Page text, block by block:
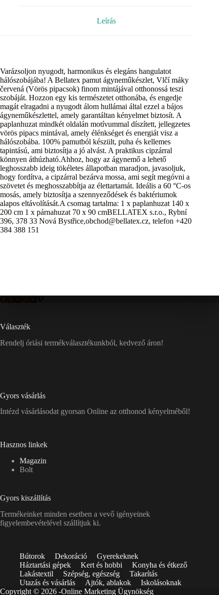
Leírás
Varázsoljon nyugodt, harmonikus és elegáns hangulatot
hálószobájába! A Bellatex pamut ágyneműkészlet, Vlčí máky
červená (Vörös pipacsok) finom mintájával otthonossá teszi
szobáját. Hozzon egy kis természetet otthonába, és engedje
magát elragadni a nyugodt álom hullámai által ezzel a bájos
ágyneműkészlettel, amely garantáltan kényelmet biztosít. A
paplanhuzat mindkét oldalán motívummal díszített, jellegzetes
vörös pipacs mintával, amely élénkséget és energiát visz a
hálószobába. 100% pamutból készült, puha és kellemes
tapintású, ami biztosítja a jó alvást. A praktikus cipzárral
könnyen áthúzható.Ahhoz, hogy az ágynemő a lehető
leghosszabb ideig tökéletes állapotban maradjon, javasoljuk,
hogy fordítva, a cipzárral bezárva mossa, ami segít megóvni a
szövetet és meghosszabbítja az élettartamát. Ideális a 60 °C-os
mosás, amely biztosítja a szennyeződések és baktériumok
alapos eltávolítását.A csomag tartalma: 1 x paplanhuzat 140 x
200 cm 1 x párnahuzat 70 x 90 cmBELLATEX s.r.o., Rybní
396, 378 33 Nová Bystřice,obchod@bellatex.cz, telefon +420
384 388 151
Választék
Rendelj óriási termékválasztékunkból, kedvező áron!
Gyors vásárlás
Intézd vásárlásodat gyorsan Online az otthonod kényelméből!
Hasznos linkek
Magazin
Bolt
Gyors kiszállítás
Termékeinket minden esetben a vevő igényeinek
figyelembevételével szállítjuk ki.
Bútorok Dekoráció
Gyerekeknek
Háztartási gépek
Kert és hobbi
Konyha és étkező
Lakástextil
Szépség, egészség
Takarítás
Utazás és vásárlás
Ajtók, ablakok
Iskolásoknak
Copyright © 2026 -Online Marketing Ügynökség